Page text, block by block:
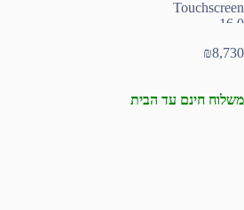
₪8,730
משלוח חינם עד הבית